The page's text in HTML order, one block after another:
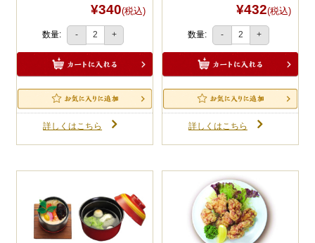
¥340(税込)
数量: - +
詳しくはこちら
¥432(税込)
数量: - +
詳しくはこちら